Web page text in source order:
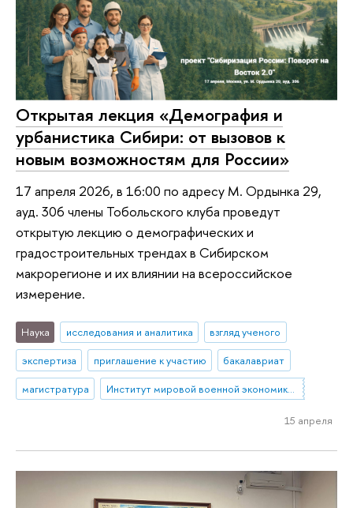
Открытая лекция «Демография и
урбанистика Сибири: от вызовов к
новым возможностям для России»
17 апреля 2026, в 16:00 по адресу М. Ордынка 29,
ауд. 306 члены Тобольского клуба проведут
открытую лекцию о демографических и
градостроительных трендах в Сибирском
макрорегионе и их влиянии на всероссийское
измерение.
Наука исследования и аналитика
взгляд ученого
экспертиза
приглашение к участию
бакалавриат
магистратура
Институт мировой военной экономики и стратегии
15 апреля